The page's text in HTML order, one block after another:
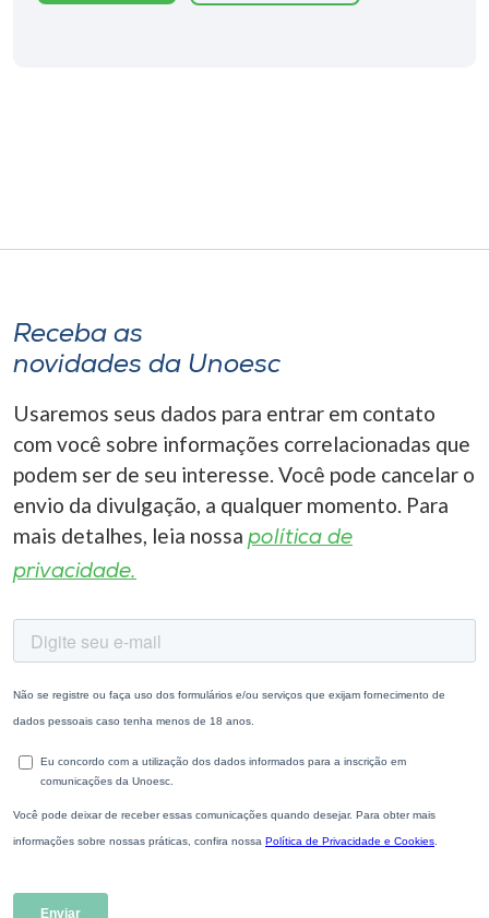
Receba as
novidades da Unoesc
Usaremos seus dados para entrar em contato
com você sobre informações correlacionadas que
podem ser de seu interesse. Você pode cancelar o
envio da divulgação, a qualquer momento. Para
mais detalhes, leia nossa política de
privacidade.